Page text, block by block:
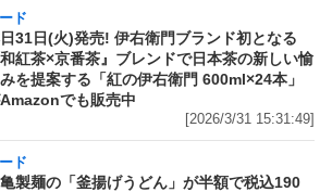
ド
31日(火)発売! 伊右衛門ブランド初となる
和紅茶×京番茶』ブレンドで日本茶の新しい愉
みを提案する「紅の伊右衛門 600ml×24本」
でも販売中
[2026/3/31 15:31:49]
ド
製麺の「釜揚げうどん」が半額で税込190